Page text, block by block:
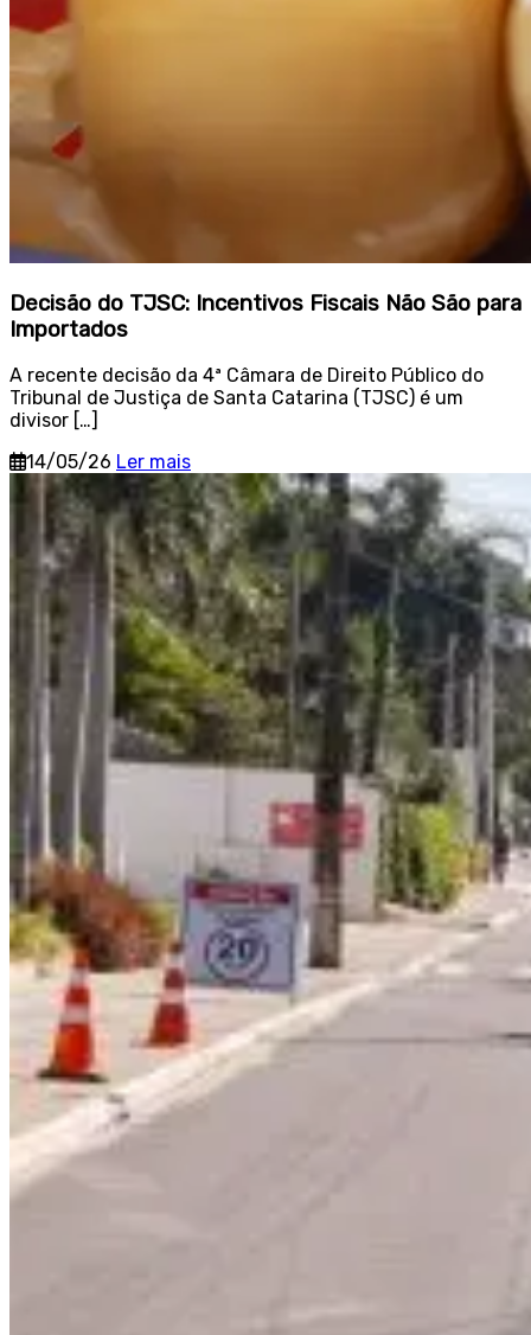
Decisão do TJSC: Incentivos Fiscais Não São para
Importados
A recente decisão da 4ª Câmara de Direito Público do
Tribunal de Justiça de Santa Catarina (TJSC) é um
divisor […]
14/05/26 Ler mais